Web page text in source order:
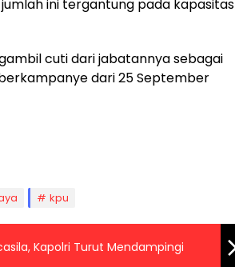
ini tergantung pada kapasitas
cuti dari jabatannya sebagai
dari 25 September
kpu
Kapolri Turut Mendampingi